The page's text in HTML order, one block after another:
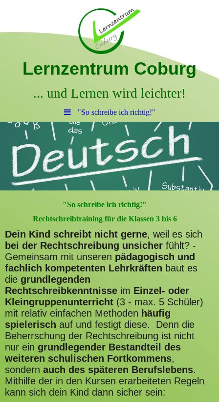
Lernzentrum Coburg
... und Lernen wird leichter!
"So schreibe ich richtig!"
"So schreibe ich richtig!"
Rechtschreibtraining für die Klassen 3 bis 6
Dein Kind schreibt nicht gerne, weil es sich
bei der Rechtschreibung unsicher fühlt? -
Gemeinsam mit unseren pädagogisch und
fachlich kompetenten Lehrkräften baut es
die grundlegenden
Rechtschreibkenntnisse im Einzel- oder
Kleingruppenunterricht (3 - max. 5 Schüler)
mit relativ einfachen Methoden häufig
spielerisch auf und festigt diese. Denn die
Beherrschung der Rechtschreibung ist nicht
nur ein grundlegender Bestandteil des
weiteren schulischen Fortkommens,
sondern auch des späteren Berufslebens.
Mithilfe der in den Kursen erarbeiteten Regeln
kann sich dein Kind dann sicher sein: